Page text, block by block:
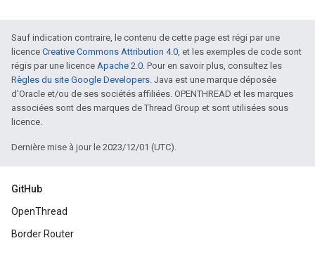
Sauf indication contraire, le contenu de cette page est régi par une
licence Creative Commons Attribution 4.0, et les exemples de code sont
régis par une licence Apache 2.0. Pour en savoir plus, consultez les
Règles du site Google Developers. Java est une marque déposée
d'Oracle et/ou de ses sociétés affiliées. OPENTHREAD et les marques
associées sont des marques de Thread Group et sont utilisées sous
licence.
Dernière mise à jour le 2023/12/01 (UTC).
GitHub
OpenThread
Border Router